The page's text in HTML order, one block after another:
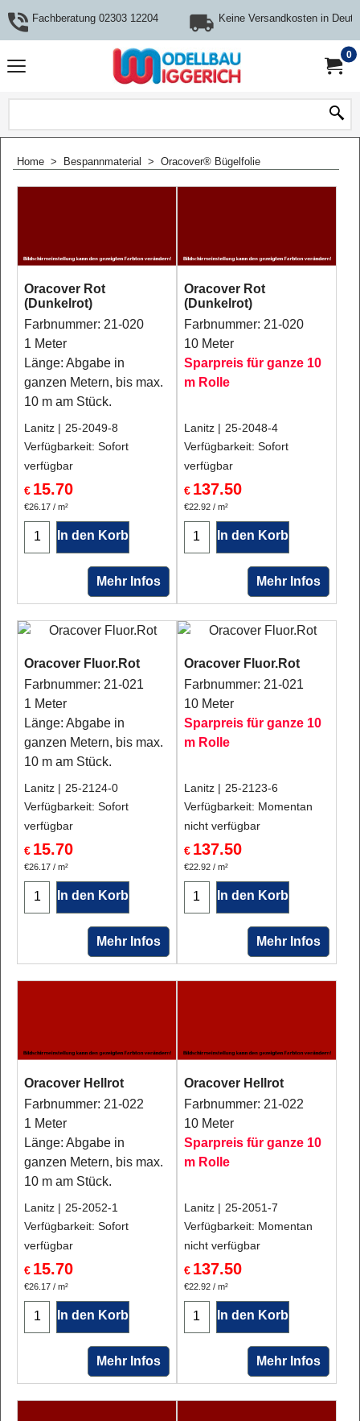
Fachberatung 02303 12204 Keine Versandkosten in
0
Home > Bespannmaterial > Oracover® Bügelfolie
Oracover Rot
(Dunkelrot)
Farbnummer: 21-020
1 Meter
Länge: Abgabe in
ganzen Metern, bis max.
10 m am Stück.
€ 15.70
€26.17 / m²
Lanitz
25-2049-8
Verfügbarkeit: Sofort
verfügbar
In den Korb
Mehr Infos
Oracover Rot
(Dunkelrot)
Farbnummer: 21-020
10 Meter
Sparpreis für ganze 10
m Rolle
€ 137.50
€22.92/ m²
Lanitz
25-2048-4
Verfügbarkeit: Sofort
verfügbar
In den Korb
Mehr Infos
Oracover Fluor.Rot
Farbnummer: 21-021
1 Meter
Länge: Abgabe in
ganzen Metern, bis max.
10 m am Stück.
€ 15.70
€26.17 / m²
Lanitz
25-2124-0
Verfügbarkeit: Sofort
verfügbar
In den Korb
Mehr Infos
Oracover Fluor.Rot
Farbnummer: 21-021
10 Meter
Sparpreis für ganze 10
m Rolle
€ 137.50
€22.92/ m²
Lanitz
25-2123-6
Verfügbarkeit: Momentan
nicht verfügbar
In den Korb
Mehr Infos
Oracover Hellrot
Farbnummer: 21-022
1 Meter
Länge: Abgabe in
ganzen Metern, bis max.
10 m am Stück.
€ 15.70
€26.17 / m²
Lanitz
25-2052-1
Verfügbarkeit: Sofort
verfügbar
In den Korb
Mehr Infos
Oracover Hellrot
Farbnummer: 21-022
10 Meter
Sparpreis für ganze 10
m Rolle
€ 137.50
€22.92/ m²
Lanitz
25-2051-7
Verfügbarkeit: Momentan
nicht verfügbar
In den Korb
Mehr Infos